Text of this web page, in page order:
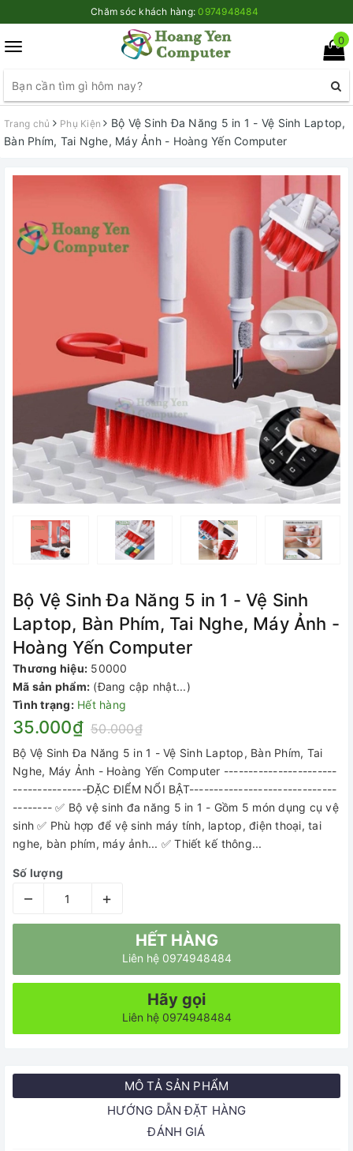
Chăm sóc khách hàng:0974948484
Toggle
0
Trang chủ Phụ Kiện
Bộ Vệ Sinh Đa Năng 5 in 1 - Vệ Sinh Laptop,
Bàn Phím, Tai Nghe, Máy Ảnh - Hoàng Yến Computer
Bộ Vệ Sinh Đa Năng 5 in 1 - Vệ Sinh
Laptop, Bàn Phím, Tai Nghe, Máy Ảnh -
Hoàng Yến Computer
Thương hiệu: 50000
Mã sản phẩm: (Đang cập nhật...)
Tình trạng: Hết hàng
35.000₫ 50.000₫
Bộ Vệ Sinh Đa Năng 5 in 1 - Vệ Sinh Laptop, Bàn Phím, Tai
Nghe, Máy Ảnh - Hoàng Yến Computer -----------------------
---------------ĐẶC ĐIỂM NỔI BẬT------------------------------
-------- ✅ Bộ vệ sinh đa năng 5 in 1 - Gồm 5 món dụng cụ vệ
sinh ✅ Phù hợp để vệ sinh máy tính, laptop, điện thoại, tai
nghe, bàn phím, máy ảnh... ✅ Thiết kế thông...
Số lượng
– +
HẾT HÀNG
Liên hệ 0974948484
Hãy gọi
Liên hệ 0974948484
MÔ TẢ SẢN PHẨM
HƯỚNG DẪN ĐẶT HÀNG
ĐÁNH GIÁ